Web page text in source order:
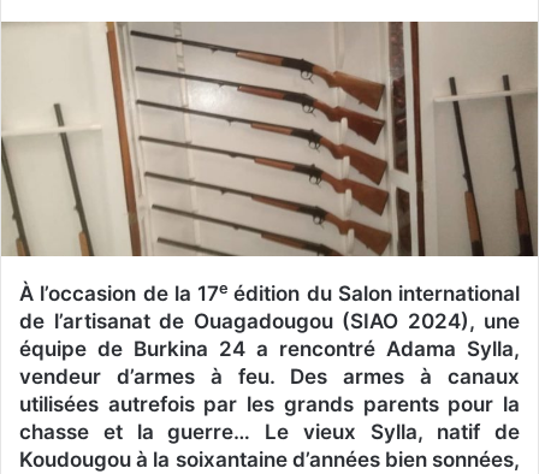
v
o
u
n
c
u
r
r
i
e
À l’occasion de la 17e édition du Salon international
de l’artisanat de Ouagadougou (SIAO 2024), une
équipe de Burkina 24 a rencontré Adama Sylla,
vendeur d’armes à feu. Des armes à canaux
utilisées autrefois par les grands parents pour la
chasse et la guerre… Le vieux Sylla, natif de
Koudougou à la soixantaine d’années bien sonnées,